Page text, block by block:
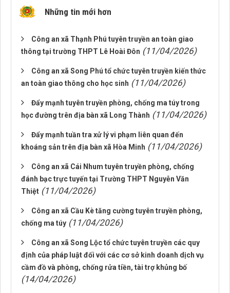
Những tin mới hơn
Công an xã Thạnh Phú tuyên truyền an toàn giao
thông tại trường THPT Lê Hoài Đôn (11/04/2026)
Công an xã Song Phú tổ chức tuyên truyền kiến thức
an toàn giao thông cho học sinh (11/04/2026)
Đẩy mạnh tuyên truyền phòng, chống ma túy trong
học đường trên địa bàn xã Long Thành (11/04/2026)
Đẩy mạnh tuần tra xử lý vi phạm liên quan đến
khoáng sản trên địa bàn xã Hòa Minh (11/04/2026)
Công an xã Cái Nhum tuyên truyền phòng, chống
đánh bạc trực tuyến tại Trường THPT Nguyễn Văn
Thiệt (11/04/2026)
Công an xã Cầu Kè tăng cường tuyên truyền phòng,
chống ma túy (11/04/2026)
Công an xã Song Lộc tổ chức tuyên truyền các quy
định của pháp luật đối với các cơ sở kinh doanh dịch vụ
cầm đồ và phòng, chống rửa tiền, tài trợ khủng bố
(14/04/2026)